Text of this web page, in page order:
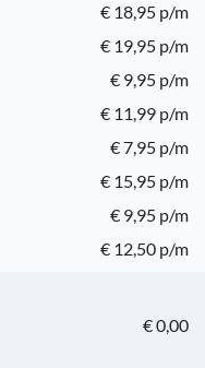
€ 18,95 p/m
€ 19,95 p/m
€ 9,95 p/m
€ 11,99 p/m
€ 7,95 p/m
€ 15,95 p/m
€ 9,95 p/m
€ 12,50 p/m
€ 0,00